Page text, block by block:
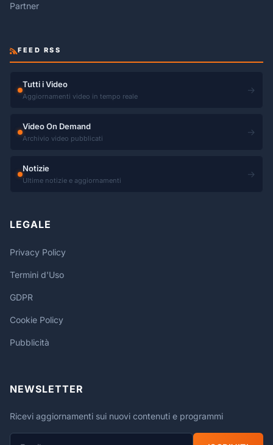
Partner
FEED RSS
Tutti i Video
Aggiornamenti video in tempo reale
→
Video On Demand
Archivio video pubblicati
→
Notizie
Ultime notizie e aggiornamenti
→
LEGALE
Privacy Policy
Termini d'Uso
GDPR
Cookie Policy
Pubblicità
NEWSLETTER
Ricevi aggiornamenti sui nuovi contenuti e programmi